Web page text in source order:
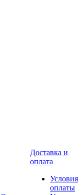
Доставка и
оплата
Условия
оплаты